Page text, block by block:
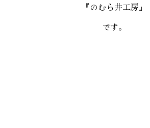
『のむら井工房』
です。